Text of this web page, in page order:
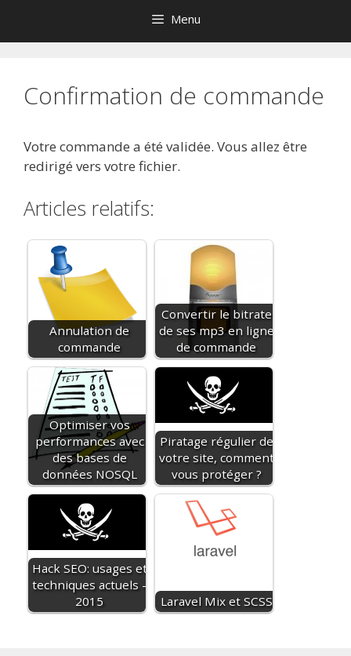
Menu
Confirmation de commande
Votre commande a été validée. Vous allez être
redirigé vers votre fichier.
Articles relatifs:
Annulation de
commande
Convertir le bitrate
de ses mp3 en ligne
de commande
Optimiser vos
performances avec
des bases de
données NOSQL
Piratage régulier de
votre site, comment
vous protéger ?
Hack SEO: usages et
techniques actuels -
2015
Laravel Mix et SCSS